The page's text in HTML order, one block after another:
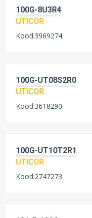
100G-8U3R4
UTICOR
Kood:3969274
100G-UT08S2R0
UTICOR
Kood:3618290
100G-UT10T2R1
UTICOR
Kood:2747273